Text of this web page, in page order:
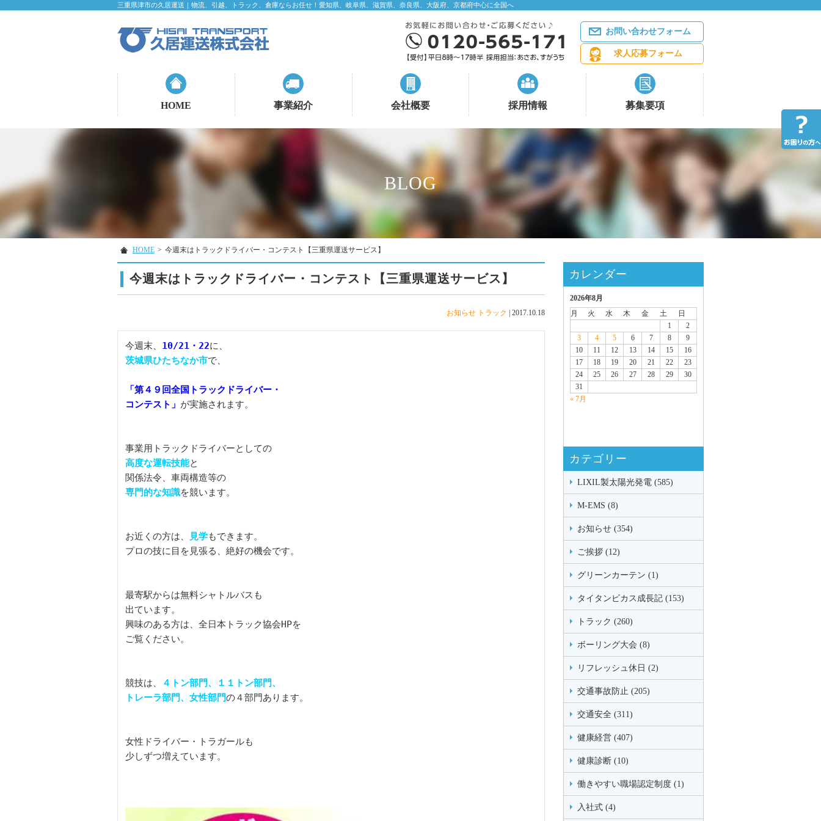
三重県津市の久居運送｜物流、引越、トラック、倉庫ならお任せ！愛知県、岐阜県、滋賀県、奈良県、大阪府、京都府中心に全国へ
お問い合わせフォーム
求人応募フォーム
HOME 事業紹介 会社概要 採用情報 募集要項
BLOG
HOME > 今週末はトラックドライバー・コンテスト【三重県運送サービス】
今週末はトラックドライバー・コンテスト【三重県運送サービス】
お知らせ トラック 2017.10.18
今週末、 10/21・22
茨城県ひたちなか市で、
「第４９回全国トラックドライバー・
コンテスト」 が実施されます。
高度な運転技能と
専門的な知識を競います。
お近くの方は、 見学もできます。
プロの技に目を見張る、絶好の機会です。
最寄駅からは無料シャトルバスも
出ています。
興味のある方は、全日本トラック協会HPを
ご覧ください。
競技は、
４トン部門、１１トン部門、
トレーラ部門、女性部門の４部門あります。
女性ドライバー・トラガールも
少しずつ増えています。
カレンダー
2026年8月
月
火 水 木 金 土
日
1
2
3
4 5 6 7 8
9
10
11 12 13 14 15
16
17
18 19 20 21 22
23
24
25 26 27 28 29
30
31
« 7月
カテゴリー
LIXIL製太陽光発電 (585)
M-EMS (8)
お知らせ (354)
ご挨拶 (12)
グリーンカーテン (1)
タイタンビカス成長記 (153)
トラック (260)
ボーリング大会 (8)
リフレッシュ休日 (2)
交通事故防止 (205)
交通安全 (311)
健康経営 (407)
健康診断 (10)
働きやすい職場認定制度 (1)
入社式 (4)